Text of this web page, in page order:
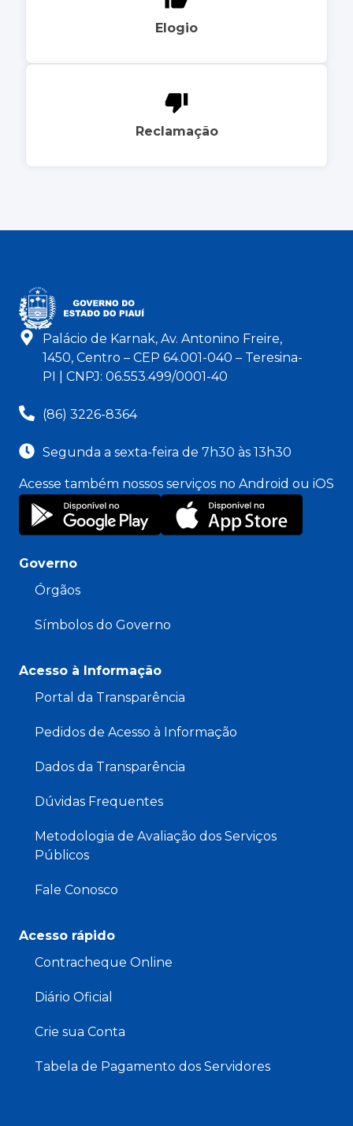
Elogio
Reclamação
Palácio de Karnak, Av. Antonino Freire,
1450, Centro – CEP 64.001-040 – Teresina-
PI | CNPJ: 06.553.499/0001-40
(86) 3226-8364
Segunda a sexta-feira de 7h30 às 13h30
Acesse também nossos serviços no Android ou iOS
Governo
Órgãos
Símbolos do Governo
Acesso à Informação
Portal da Transparência
Pedidos de Acesso à Informação
Dados da Transparência
Dúvidas Frequentes
Metodologia de Avaliação dos Serviços
Públicos
Fale Conosco
Acesso rápido
Contracheque Online
Diário Oficial
Crie sua Conta
Tabela de Pagamento dos Servidores